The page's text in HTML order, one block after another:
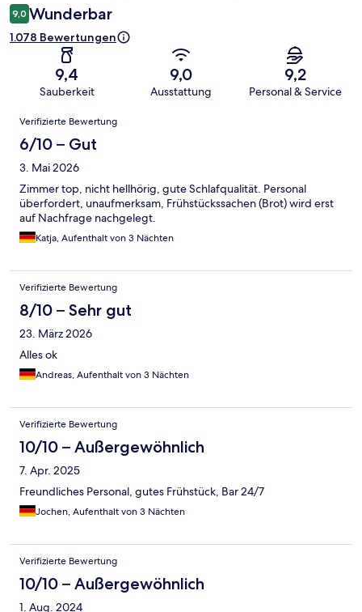
9,0 Wunderbar
1.078 Bewertungen
9,4
Sauberkeit
9,0
Ausstattung
9,2
Personal & Service
Bewertungen
Verifizierte Bewertung
6/10 – Gut
3. Mai 2026
Zimmer top, nicht hellhörig, gute Schlafqualität. Personal
überfordert, unaufmerksam, Frühstückssachen (Brot) wird erst
auf Nachfrage nachgelegt.
Katja, Aufenthalt von 3 Nächten
Verifizierte Bewertung
8/10 – Sehr gut
23. März 2026
Alles ok
Andreas, Aufenthalt von 3 Nächten
Verifizierte Bewertung
10/10 – Außergewöhnlich
7. Apr. 2025
Freundliches Personal, gutes Frühstück, Bar 24/7
Jochen, Aufenthalt von 3 Nächten
Verifizierte Bewertung
10/10 – Außergewöhnlich
1. Aug. 2024